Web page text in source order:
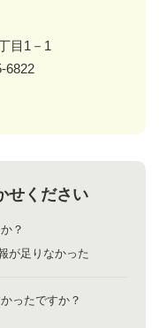
目1－1
6822
せください
？
が足りなかった
ったですか？